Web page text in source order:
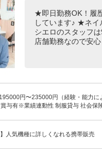
★即日勤務OK！履
しています♪ ★ネイ
シエロのスタッフ
店舗勤務なので安
円〜235000円（経験・能力
与有※業績連動性 制服貸与 社会保
】人気機種に詳しくなれる携帯販売